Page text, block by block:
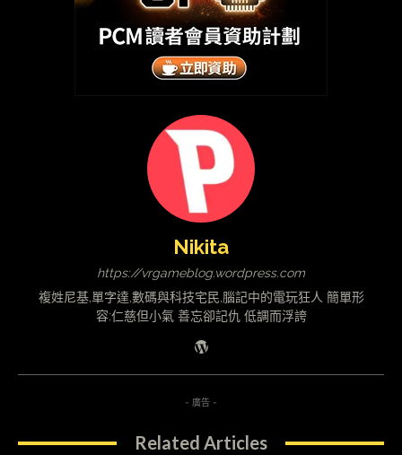
Nikita
https://vrgameblog.wordpress.com
複姓尼基,單字達,數碼與科技宅民,腦記中的電玩狂人 簡單形
容:仁慈但小氣 善忘卻記仇 低調而浮誇
- 廣告 -
Related Articles